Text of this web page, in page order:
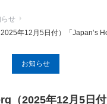
せ
年12月5日付）「Japan’s
お知らせ
（2025年12月5日